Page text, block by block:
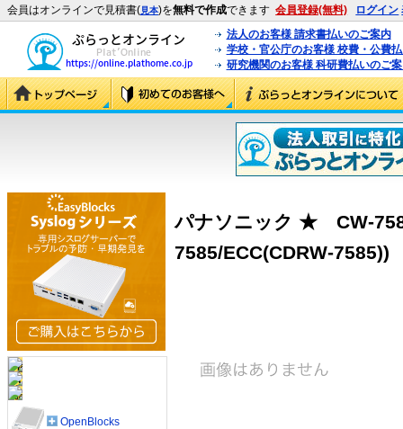
会員はオンラインで見積書(見本)を無料で作成できます 会員登録(無料) ログイン
法人のお客様 請求書払いのご案内
学校・官公庁のお客様 校費・公費
研究機関のお客様 科研費払いのご
パナソニック ★ CW-
7585/ECC(CDRW-7585))
OpenBlocks